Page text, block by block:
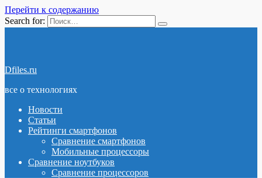
Перейти к содержанию
Search for:
Dfiles.ru
все о технологиях
Новости
Статьи
Рейтинги смартфонов
Сравнение смартфонов
Мобильные процессоры
Сравнение ноутбуков
Сравнение процессоров